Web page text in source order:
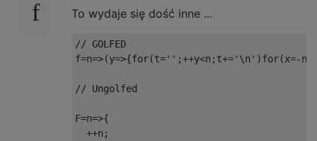
To wydaje się dość inne ...
// GOLFED
f=n=>(y=>{for(t='' ;++y<n ; t+='\n' )for(x=-n
// Ungolfed
F=n=>{
++n ;